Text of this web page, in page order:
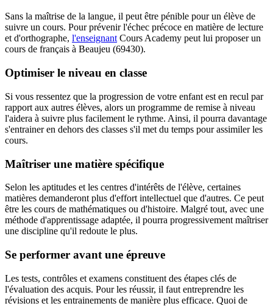
Sans la maîtrise de la langue, il peut être pénible pour un élève de
suivre un cours. Pour prévenir l'échec précoce en matière de lecture
et d'orthographe, l'enseignantCours Academy peut lui proposer un
cours de français à Beaujeu (69430).
Optimiser le niveau en classe
Si vous ressentez que la progression de votre enfant est en recul par
rapport aux autres élèves, alors un programme de remise à niveau
l'aidera à suivre plus facilement le rythme. Ainsi, il pourra davantage
s'entrainer en dehors des classes s'il met du temps pour assimiler les
cours.
Maîtriser une matière spécifique
Selon les aptitudes et les centres d'intérêts de l'élève, certaines
matières demanderont plus d'effort intellectuel que d'autres. Ce peut
être les cours de mathématiques ou d'histoire. Malgré tout, avec une
méthode d'apprentissage adaptée, il pourra progressivement maîtriser
une discipline qu'il redoute le plus.
Se performer avant une épreuve
Les tests, contrôles et examens constituent des étapes clés de
l'évaluation des acquis. Pour les réussir, il faut entreprendre les
révisions et les entrainements de manière plus efficace. Quoi de